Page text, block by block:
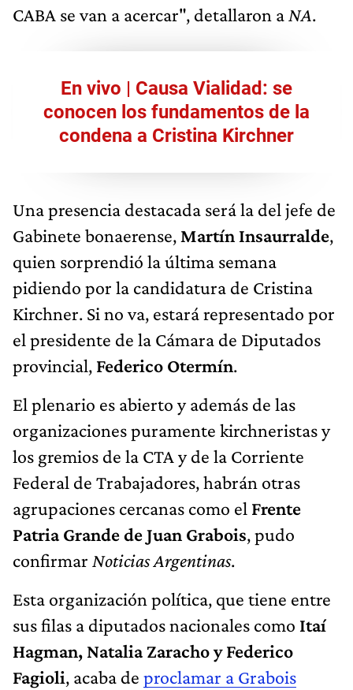
CABA se van a acercar", detallaron a NA.
En vivo | Causa Vialidad: se
conocen los fundamentos de la
condena a Cristina Kirchner
Una presencia destacada será la del jefe de
Gabinete bonaerense, Martín Insaurralde,
quien sorprendió la última semana
pidiendo por la candidatura de Cristina
Kirchner. Si no va, estará representado por
el presidente de la Cámara de Diputados
provincial, Federico Otermín.
El plenario es abierto y además de las
organizaciones puramente kirchneristas y
los gremios de la CTA y de la Corriente
Federal de Trabajadores, habrán otras
agrupaciones cercanas como el Frente
Patria Grande de Juan Grabois, pudo
confirmar Noticias Argentinas.
Esta organización política, que tiene entre
sus filas a diputados nacionales como Itaí
Hagman, Natalia Zaracho y Federico
Fagioli, acaba de proclamar a Grabois